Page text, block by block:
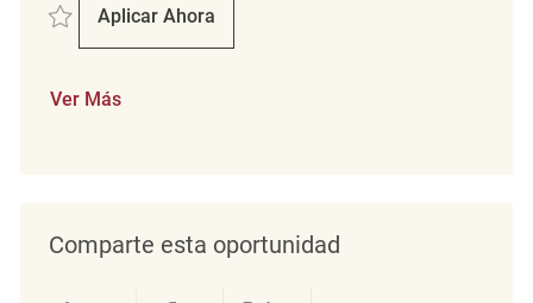
Salvar merchandising associste REQ103359
Aplicar Ahora
Merchandising Associste
Ver Más
Comparte esta oportunidad